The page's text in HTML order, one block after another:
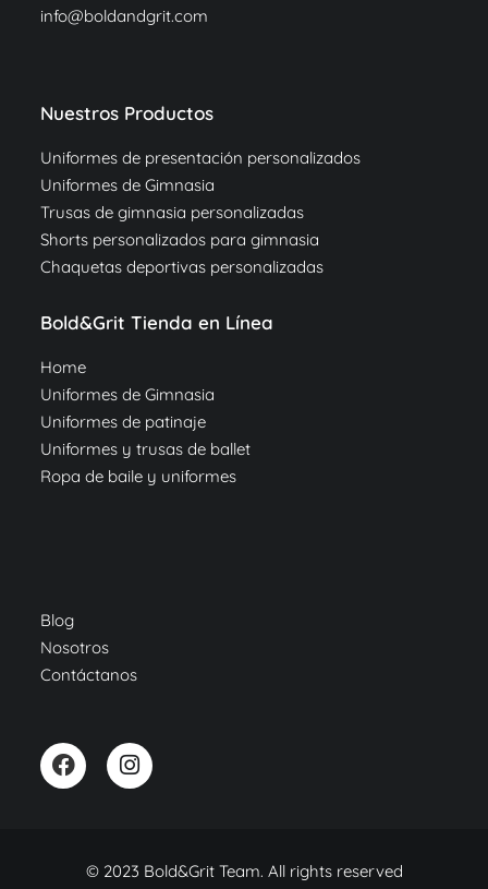
info@boldandgrit.com
Nuestros Productos
Uniformes de presentación personalizados
Uniformes de Gimnasia
Trusas de gimnasia personalizadas
Shorts personalizados para gimnasia
Chaquetas deportivas personalizadas
Bold&Grit Tienda en Línea
Home
Uniformes de Gimnasia
Uniformes de patinaje
Uniformes y trusas de ballet
Ropa de baile y uniformes
Blog
Nosotros
Contáctanos
© 2023 Bold&Grit Team. All rights reserved